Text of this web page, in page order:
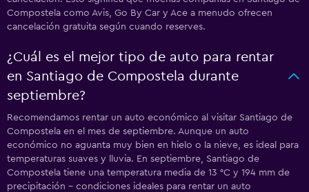
Compostela como Avis, Go By Car y Ace a menudo ofrecen
cancelación gratuita según cuando reserves.
¿Cuál es el mejor tipo de auto para rentar
en Santiago de Compostela durante
septiembre?
Recomendamos rentar un auto económico al visitar Santiago de
Compostela en el mes de septiembre. Aunque un auto
económico no aguanta muy bien en hielo o la nieve, es ideal para
temperaturas suaves y lluvia. En septiembre, Santiago de
Compostela tiene una temperatura media de 13 °C y 194 mm de
precipitación - condiciones ideales para rentar un auto